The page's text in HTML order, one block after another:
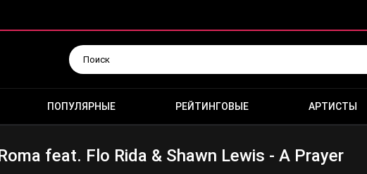
ПОПУЛЯРНЫЕ РЕЙТИНГОВЫЕ АРТИСТЫ
feat. Flo Rida & Shawn Lewis - A Prayer